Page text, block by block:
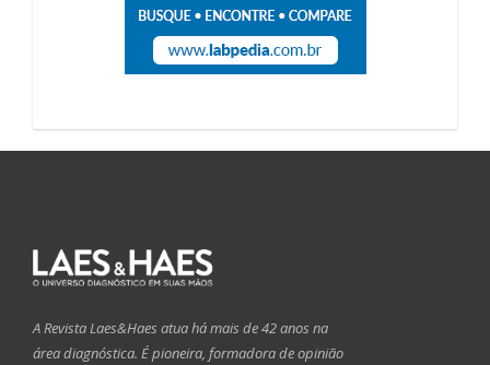
A Revista Laes&Haes atua há mais de 42 anos na
área diagnóstica. É pioneira, formadora de opinião